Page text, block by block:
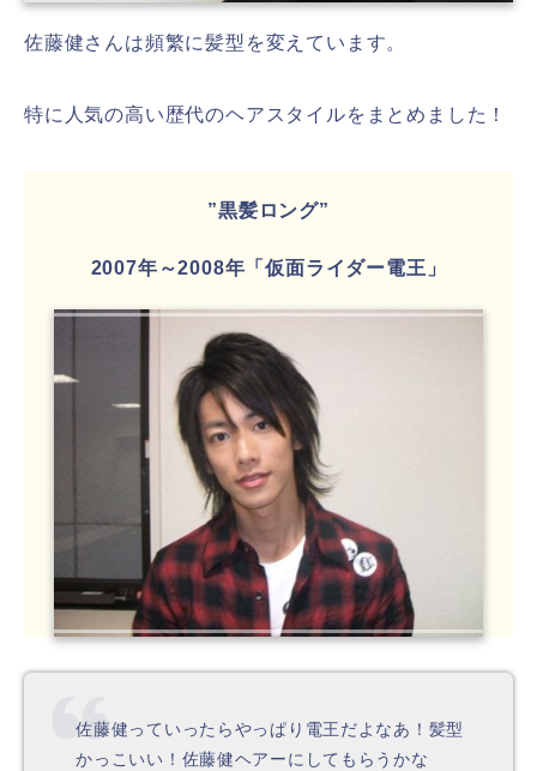
佐藤健さんは頻繁に髪型を変えています。
特に人気の高い歴代のヘアスタイルをまとめました！
”黒髪ロング”
2007年～2008年「仮面ライダー電王」
佐藤健っていったらやっぱり電王だよなあ！髪型
かっこいい！佐藤健ヘアーにしてもらうかな